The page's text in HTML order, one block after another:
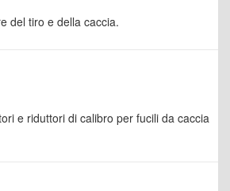
del tiro e della caccia.
e riduttori di calibro per fucili da caccia